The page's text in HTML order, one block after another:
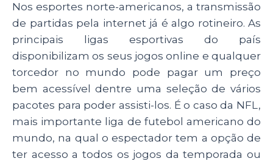
Nos esportes norte-americanos, a transmissão
de partidas pela internet já é algo rotineiro. As
principais ligas esportivas do país
disponibilizam os seus jogos online e qualquer
torcedor no mundo pode pagar um preço
bem acessível dentre uma seleção de vários
pacotes para poder assisti-los. É o caso da NFL,
mais importante liga de futebol americano do
mundo, na qual o espectador tem a opção de
ter acesso a todos os jogos da temporada ou